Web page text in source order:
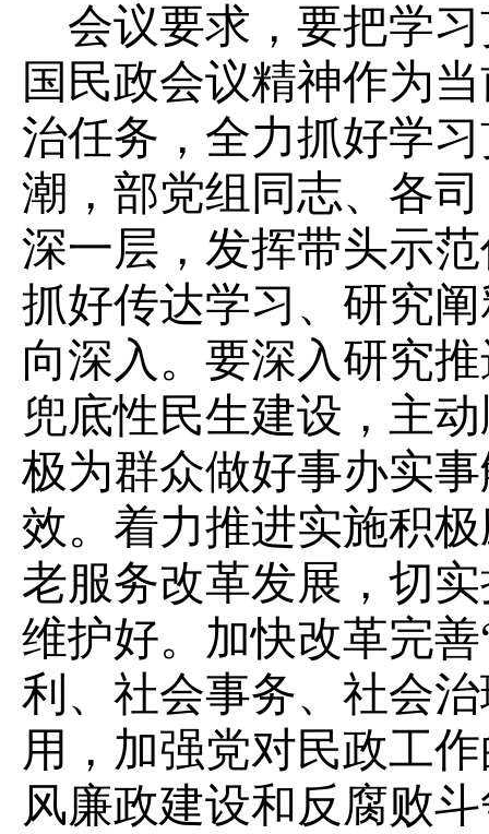
会议要求，要把学
国民政会议精神作为
治任务，全力抓好学
潮，部党组同志、各
深一层，发挥带头示
抓好传达学习、研究
向深入。要深入研究
兜底性民生建设，主
极为群众做好事办实
效。着力推进实施积
老服务改革发展，切
维护好。加快改革完
利、社会事务、社会
用，加强党对民政工
风廉政建设和反腐败